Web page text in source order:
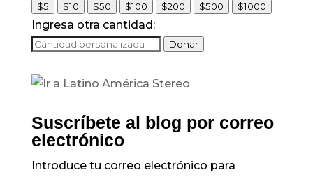
$5 $10 $50 $100 $200 $500 $1000
Ingresa otra cantidad:
Donar
Suscríbete al blog por correo
electrónico
Introduce tu correo electrónico para